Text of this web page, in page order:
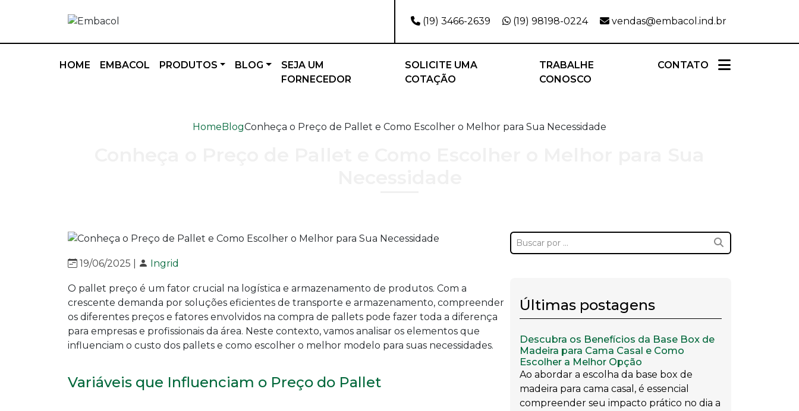
(19) 3466-2639 (19) 98198-0224 vendas@embacol.ind.br
HOME EMBACOL PRODUTOS BLOG
SEJA UM
FORNECEDOR
SOLICITE UMA
COTAÇÃO
TRABALHE
CONOSCO
CONTATO
HomeBlogConheça o Preço de Pallet e Como Escolher o Melhor para Sua Necessidade
19/06/2025 | Ingrid
O pallet preço é um fator crucial na logística e armazenamento de produtos. Com a
crescente demanda por soluções eficientes de transporte e armazenamento, compreender
os diferentes preços e fatores envolvidos na compra de pallets pode fazer toda a diferença
para empresas e profissionais da área. Neste contexto, vamos analisar os elementos que
influenciam o custo dos pallets e como escolher o melhor modelo para suas necessidades.
Variáveis que Influenciam o Preço do Pallet
Últimas postagens
Descubra os Benefícios da Base Box de
Madeira para Cama Casal e Como
Escolher a Melhor Opção
Ao abordar a escolha da base box de
madeira para cama casal, é essencial
compreender seu impacto prático no dia a